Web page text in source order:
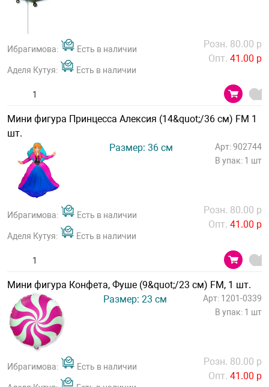
Ибрагимова: Есть в наличии
Аделя Кутуя: Есть в наличии
Розн. 80.00 р
Опт. 41.00 р
Мини фигура Принцесса Алексия (14&quot;/36 см) FM 1
шт.
Размер: 36 см
Арт: 902744
В упак: 1 шт
Ибрагимова: Есть в наличии
Аделя Кутуя: Есть в наличии
Розн. 80.00 р
Опт. 41.00 р
Мини фигура Конфета, Фуше (9&quot;/23 см) FM, 1 шт.
Размер: 23 см
Арт: 1201-0339
В упак: 1 шт
Ибрагимова: Есть в наличии
Розн. 80.00 р
Опт. 41.00 р